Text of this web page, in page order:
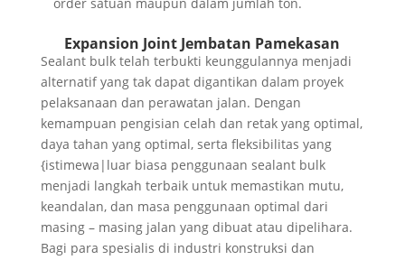
Expansion Joint Jembatan Pamekasan
Sealant bulk telah terbukti keunggulannya menjadi
alternatif yang tak dapat digantikan dalam proyek
pelaksanaan dan perawatan jalan. Dengan
kemampuan pengisian celah dan retak yang optimal,
daya tahan yang optimal, serta fleksibilitas yang
{istimewa|luar biasa penggunaan sealant bulk
menjadi langkah terbaik untuk memastikan mutu,
keandalan, dan masa penggunaan optimal dari
masing – masing jalan yang dibuat atau dipelihara.
Bagi para spesialis di industri konstruksi dan